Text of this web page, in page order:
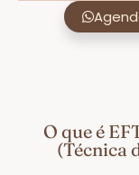
O que é
(Técnica